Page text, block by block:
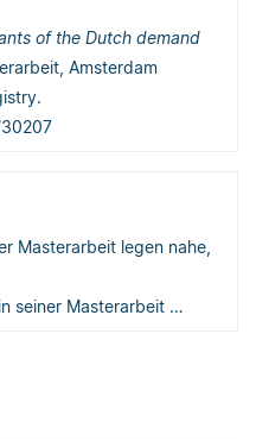
of the Dutch demand
Amsterdam
Masterarbeit legen nahe,
seiner Masterarbeit …